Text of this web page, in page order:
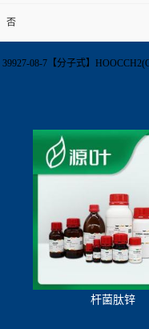
否
08-7【分子式】
杆菌肽锌